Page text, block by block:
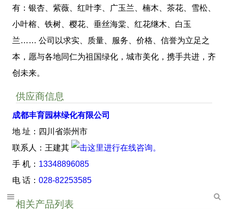
有：银杏、紫薇、红叶李、广玉兰、楠木、茶花、雪松、
小叶榕、铁树、樱花、垂丝海棠、红花继木、白玉
兰…… 公司以求实、质量、服务、价格、信誉为立足之
本，愿与各地同仁为祖国绿化，城市美化，携手共进，齐
创未来。
供应商信息
成都丰育园林绿化有限公司
地 址：四川省崇州市
联系人：王建其
手 机： 13348896085
电 话： 028-82253585
相关产品列表